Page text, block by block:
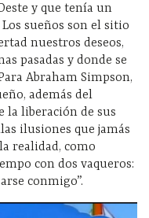
y que tenía un
sueños son el sitio
nuestros deseos,
pasadas y donde se
Abraham Simpson,
además del
la liberación de sus
ilusiones que jamás
realidad, como
con dos vaqueros:
conmigo”.